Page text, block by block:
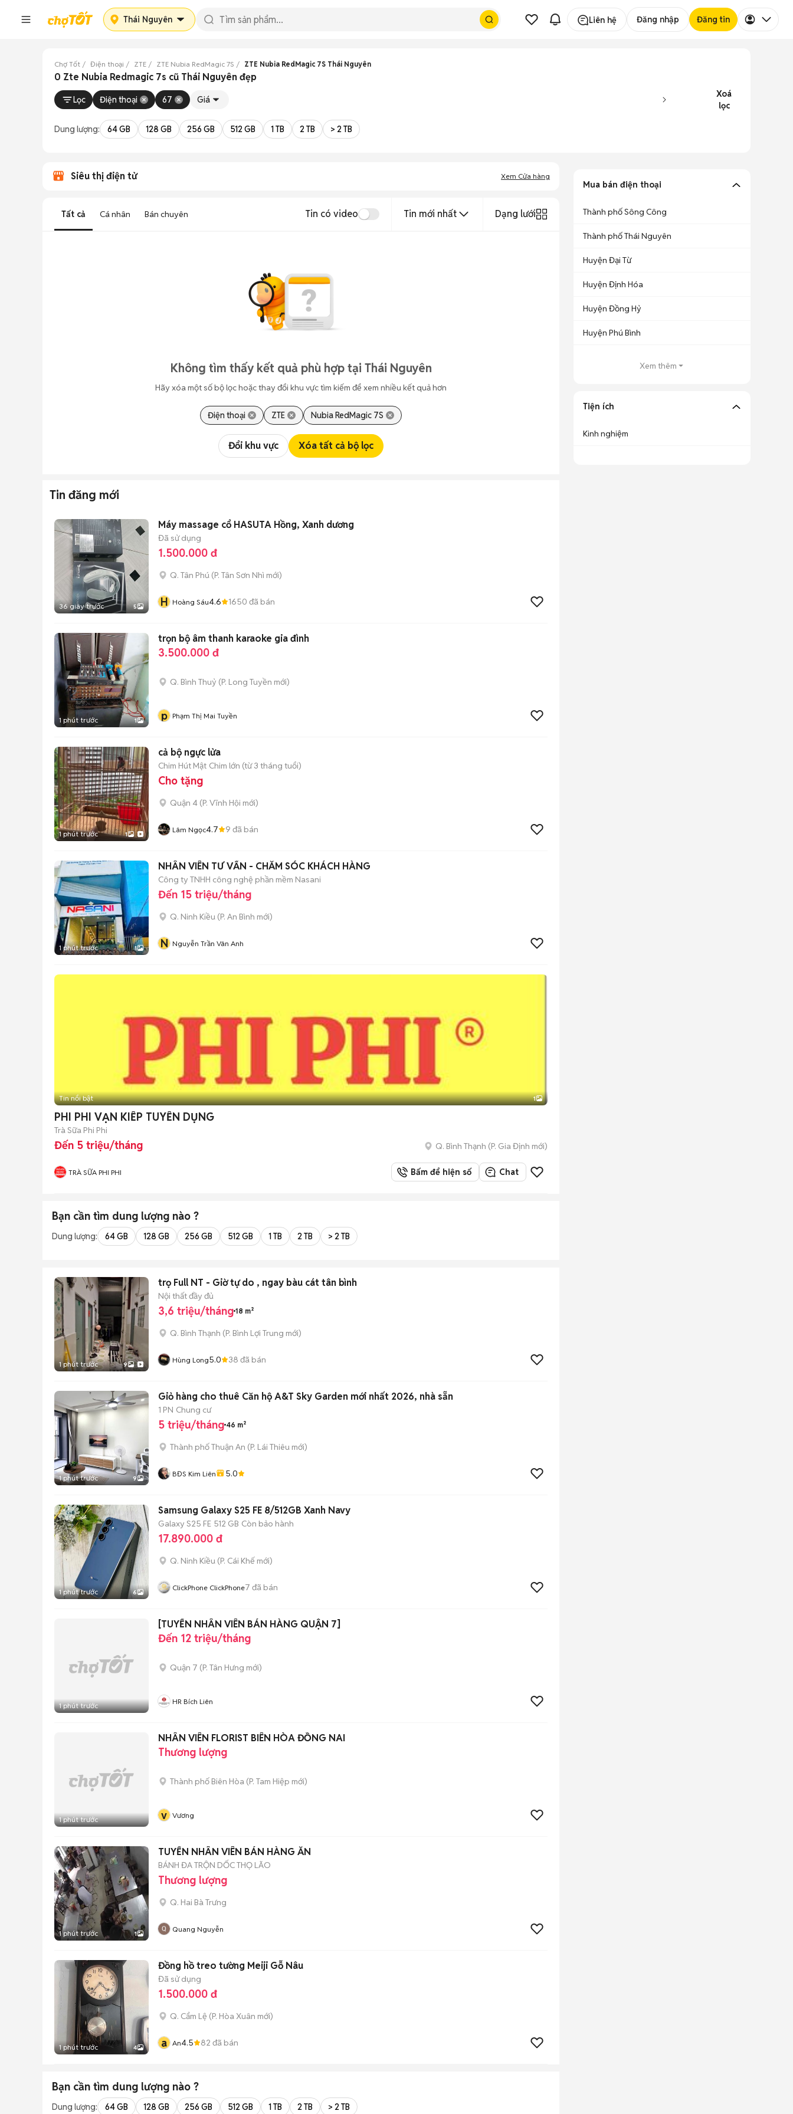
Thái Nguyên Liên hệ Đăng nhập Đăng tin
Chợ Tốt Điện thoại ZTE ZTE Nubia RedMagic 7S ZTE Nubia RedMagic 7S Thái Nguyên
0 Zte Nubia Redmagic 7s cũ Thái Nguyên đẹp
Lọc Điện thoại 67 Giá
Xoá
lọc
Dung lượng: 64 GB 128 GB 256 GB 512 GB 1 TB 2 TB > 2 TB
Siêu thị điện tử Xem Cửa hàng
Tất cả Cá nhân Bán chuyên Tin có video Tin mới nhất Dạng lưới
Không tìm thấy kết quả phù hợp tại Thái Nguyên
Hãy xóa một số bộ lọc hoặc thay đổi khu vực tìm kiếm để xem nhiều kết quả hơn
Điện thoại ZTE Nubia RedMagic 7S
Đổi khu vực Xóa tất cả bộ lọc
Tin đăng mới
36 giây trước 5
Máy massage cổ HASUTA Hồng, Xanh dương
Đã sử dụng
1.500.000 đ
Q. Tân Phú (P. Tân Sơn Nhì mới)
H Hoàng Sáu4.6 1650 đã bán
1 phút trước 1
trọn bộ âm thanh karaoke gia đình
3.500.000 đ
Q. Bình Thuỷ (P. Long Tuyền mới)
p Phạm Thị Mai Tuyền
1 phút trước 1
cả bộ ngực lửa
Chim Hút Mật Chim lớn (từ 3 tháng tuổi)
Cho tặng
Quận 4 (P. Vĩnh Hội mới)
Lâm Ngọc4.7 9 đã bán
1 phút trước 1
NHÂN VIÊN TƯ VẤN - CHĂM SÓC KHÁCH HÀNG
Công ty TNHH công nghệ phần mềm Nasani
Đến 15 triệu/tháng
Q. Ninh Kiều (P. An Bình mới)
N Nguyễn Trần Vân Anh
Tin nổi bật 1
PHI PHI VẠN KIẾP TUYỂN DỤNG
Trà Sữa Phi Phi
Đến 5 triệu/tháng Q. Bình Thạnh (P. Gia Định mới)
TRÀ SỮA PHI PHI Bấm để hiện số Chat
Bạn cần tìm dung lượng nào ?
Dung lượng: 64 GB 128 GB 256 GB 512 GB 1 TB 2 TB > 2 TB
1 phút trước 9
trọ Full NT - Giờ tự do , ngay bàu cát tân bình
Nội thất đầy đủ
3,6 triệu/tháng 18 m²
Q. Bình Thạnh (P. Bình Lợi Trung mới)
Hùng Long5.0 38 đã bán
1 phút trước 9
Giỏ hàng cho thuê Căn hộ A&T Sky Garden mới nhất 2026, nhà sẵn
1 PN Chung cư
5 triệu/tháng 46 m²
Thành phố Thuận An (P. Lái Thiêu mới)
BĐS Kim Liên 5.0
1 phút trước 6
Samsung Galaxy S25 FE 8/512GB Xanh Navy
Galaxy S25 FE 512 GB Còn bảo hành
17.890.000 đ
Q. Ninh Kiều (P. Cái Khế mới)
ClickPhone ClickPhone7 đã bán
1 phút trước
[TUYỂN NHÂN VIÊN BÁN HÀNG QUẬN 7]
Đến 12 triệu/tháng
Quận 7 (P. Tân Hưng mới)
HR Bích Liên
1 phút trước
NHÂN VIÊN FLORIST BIÊN HÒA ĐỒNG NAI
Thương lượng
Thành phố Biên Hòa (P. Tam Hiệp mới)
v Vương
1 phút trước 1
TUYỂN NHÂN VIÊN BÁN HÀNG ĂN
BÁNH ĐA TRỘN DỐC THỌ LÃO
Thương lượng
Q. Hai Bà Trưng
Quang Nguyễn
1 phút trước 4
Đồng hồ treo tường Meiji Gỗ Nâu
Đã sử dụng
1.500.000 đ
Q. Cẩm Lệ (P. Hòa Xuân mới)
a An4.5 82 đã bán
Bạn cần tìm dung lượng nào ?
Dung lượng: 64 GB 128 GB 256 GB 512 GB 1 TB 2 TB > 2 TB
Mua bán điện thoại
Thành phố Sông Công
Thành phố Thái Nguyên
Huyện Đại Từ
Huyện Định Hóa
Huyện Đồng Hỷ
Huyện Phú Bình
Xem thêm
Tiện ích
Kinh nghiệm